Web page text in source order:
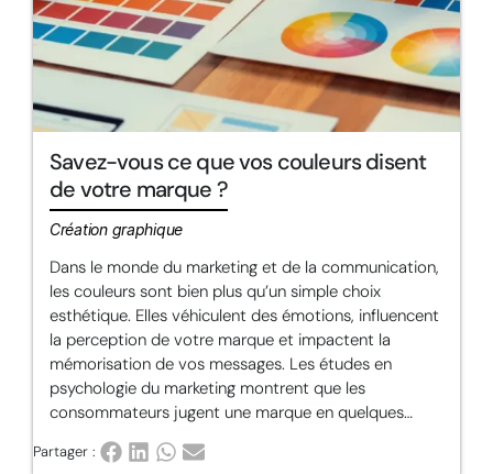
Savez-vous ce que vos couleurs disent
de votre marque ?
Création graphique
Dans le monde du marketing et de la communication,
les couleurs sont bien plus qu’un simple choix
esthétique. Elles véhiculent des émotions, influencent
la perception de votre marque et impactent la
mémorisation de vos messages. Les études en
psychologie du marketing montrent que les
consommateurs jugent une marque en quelques…
Partager :